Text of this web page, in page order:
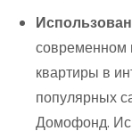
современном
квартиры в
популярных
Домофонд.